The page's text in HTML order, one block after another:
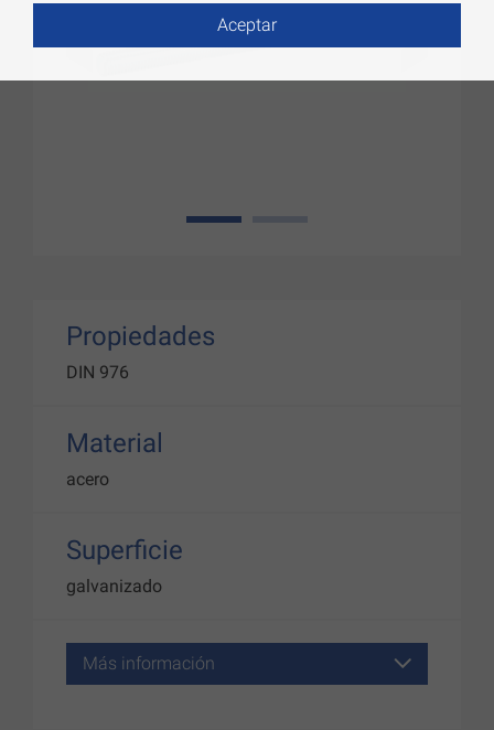
1
Propiedades
DIN 976
Material
acero
Superficie
galvanizado
Más información
Aceptar